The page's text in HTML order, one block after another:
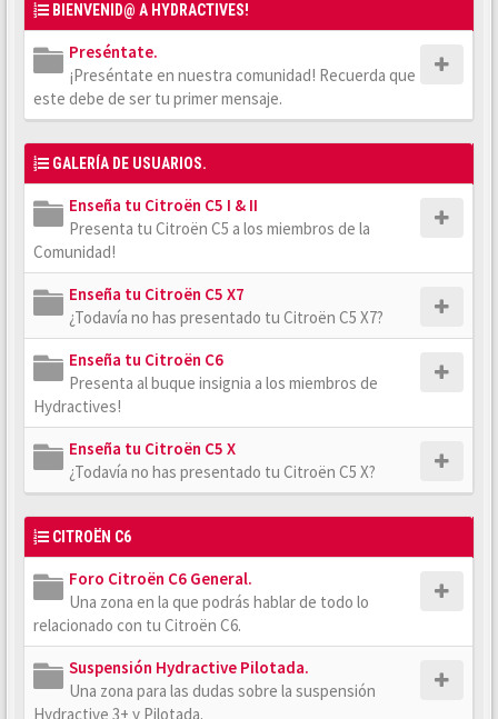
BIENVENID@ A HYDRACTIVES!
Preséntate.
¡Preséntate en nuestra comunidad! Recuerda que
este debe de ser tu primer mensaje.
GALERÍA DE USUARIOS.
Enseña tu Citroën C5 I & II
Presenta tu Citroën C5 a los miembros de la
Comunidad!
Enseña tu Citroën C5 X7
¿Todavía no has presentado tu Citroën C5 X7?
Enseña tu Citroën C6
Presenta al buque insignia a los miembros de
Hydractives!
Enseña tu Citroën C5 X
¿Todavía no has presentado tu Citroën C5 X?
CITROËN C6
Foro Citroën C6 General.
Una zona en la que podrás hablar de todo lo
relacionado con tu Citroën C6.
Suspensión Hydractive Pilotada.
Una zona para las dudas sobre la suspensión
Hydractive 3+ y Pilotada.